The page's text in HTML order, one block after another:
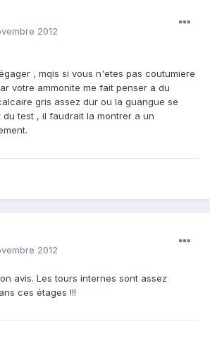
2012
, mqis si vous n'etes pas coutumiere
votre ammonite me fait penser a du
gris assez dur ou la guangue se
test , il faudrait la montrer a un
2012
avis. Les tours internes sont assez
ces étages !!!